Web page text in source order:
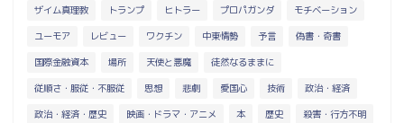
ザイム真理教 トランプ ヒトラー プロパガンダ モチベーション
ユーモア レビュー ワクチン 中東情勢 予言 偽書・奇書
国際金融資本 場所 天使と悪魔 徒然なるままに
従順さ・服従・不服従 思想 悲劇 愛国心 技術 政治・経済
政治・経済・歴史 映画・ドラマ・アニメ 本 歴史 殺害・行方不明